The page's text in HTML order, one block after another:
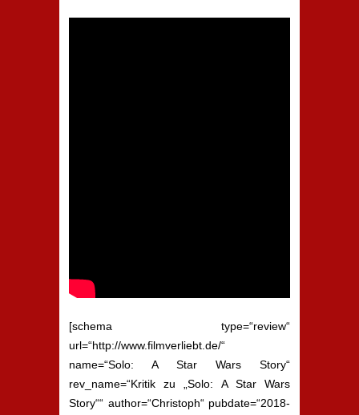
[schema type=“review“
url=“http://www.filmverliebt.de/“
name=“Solo: A Star Wars Story“
rev_name=“Kritik zu „Solo: A Star Wars
Story““ author=“Christoph“ pubdate=“2018-